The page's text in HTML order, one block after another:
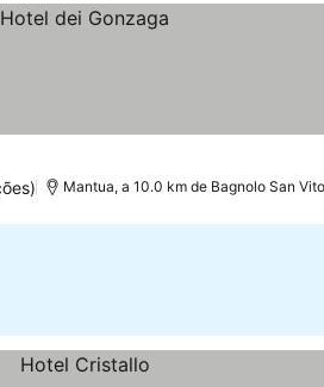
Mantua, a 10.0 km de Bagnolo San Vito